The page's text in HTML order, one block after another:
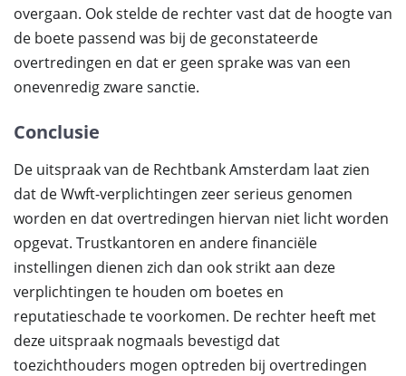
overgaan. Ook stelde de rechter vast dat de hoogte van
de boete passend was bij de geconstateerde
overtredingen en dat er geen sprake was van een
onevenredig zware sanctie.
Conclusie
De uitspraak van de Rechtbank Amsterdam laat zien
dat de Wwft-verplichtingen zeer serieus genomen
worden en dat overtredingen hiervan niet licht worden
opgevat. Trustkantoren en andere financiële
instellingen dienen zich dan ook strikt aan deze
verplichtingen te houden om boetes en
reputatieschade te voorkomen. De rechter heeft met
deze uitspraak nogmaals bevestigd dat
toezichthouders mogen optreden bij overtredingen